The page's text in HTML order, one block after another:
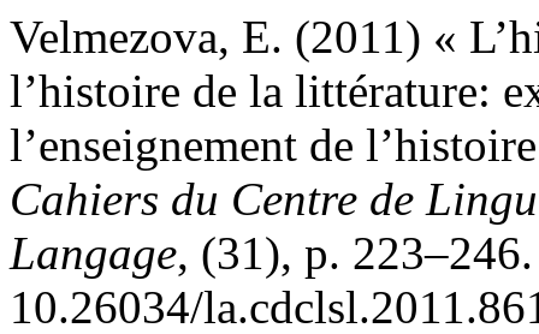
Velmezova, E. (2011) «
l’histoire de la littérature:
l’enseignement de
Cahiers du Centre de
Langage, (31), p.
10.26034/